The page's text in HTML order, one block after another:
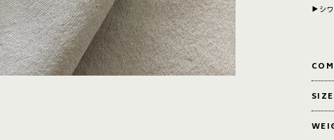
▶︎シワ
SIZE